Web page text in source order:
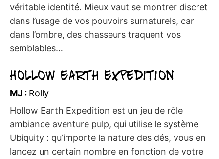
véritable identité. Mieux vaut se montrer discret
dans l’usage de vos pouvoirs surnaturels, car
dans l’ombre, des chasseurs traquent vos
semblables…
Hollow Earth Expedition
MJ : Rolly
Hollow Earth Expedition est un jeu de rôle
ambiance aventure pulp, qui utilise le système
Ubiquity : qu’importe la nature des dés, vous en
lancez un certain nombre en fonction de votre